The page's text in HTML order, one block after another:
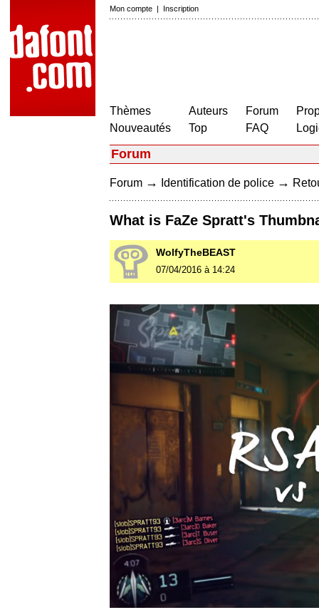
Mon compte | Inscription
Thèmes
Nouveautés
Auteurs
Top
Forum
FAQ
Forum
Forum → Identification de police →
What is FaZe Spratt's
WolfyTheBEAST
07/04/2016 à 14:24